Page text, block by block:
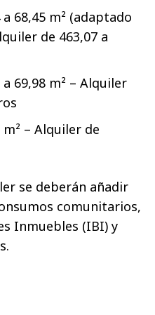
a 68,45 m² (adaptado
de 463,07 a
a 69,98 m² – Alquiler
m² – Alquiler de
se deberán añadir
comunitarios,
Inmuebles (IBI) y